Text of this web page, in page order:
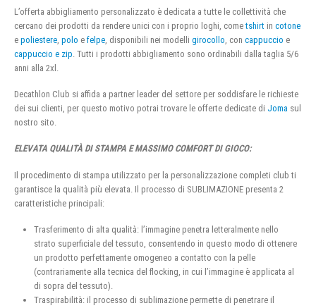
L’offerta abbigliamento personalizzato è dedicata a tutte le collettività che
cercano dei prodotti da rendere unici con i proprio loghi, cometshirt in cotone
e poliestere polo e felpe , disponibili nei modelli girocollo , con cappuccio e
cappuccio e zip . Tutti i prodotti abbigliamento sono ordinabili dalla taglia 5/6
anni alla 2xl.
Decathlon Club si affida a partner leader del settore per soddisfare le richieste
dei sui clienti, per questo motivo potrai trovare le offerte dedicate di Joma sul
nostro sito.
ELEVATA QUALITÀ DI STAMPA E MASSIMO COMFORT DI GIOCO:
Il procedimento di stampa utilizzato per la personalizzazione completi club ti
garantisce la qualità più elevata. Il processo di SUBLIMAZIONE presenta 2
caratteristiche principali:
Trasferimento di alta qualità: l’immagine penetra letteralmente nello
strato superficiale del tessuto, consentendo in questo modo di ottenere
un prodotto perfettamente omogeneo a contatto con la pelle
(contrariamente alla tecnica del flocking, in cui l’immagine è applicata al
di sopra del tessuto).
Traspirabilità: il processo di sublimazione permette di penetrare il